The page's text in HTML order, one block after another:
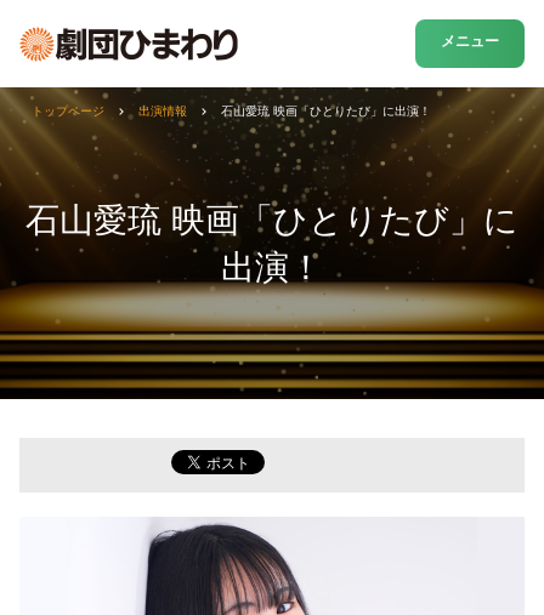
メニュー
石山愛琉 映画「ひとりたび」に
出演！
トップページ 出演情報 石山愛琉 映画「ひとりたび」に出演！